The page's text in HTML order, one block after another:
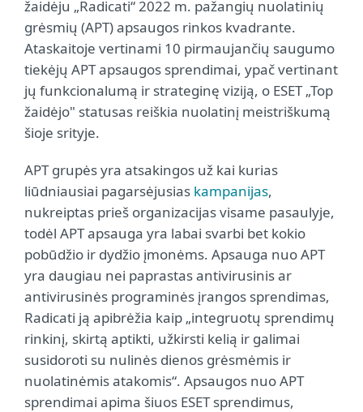
žaidėju „Radicati“ 2022 m. pažangių nuolatinių
grėsmių (APT) apsaugos rinkos kvadrante.
Ataskaitoje vertinami 10 pirmaujančių saugumo
tiekėjų APT apsaugos sprendimai, ypač vertinant
jų funkcionalumą ir strateginę viziją, o ESET „Top
žaidėjo" statusas reiškia nuolatinį meistriškumą
šioje srityje.
APT grupės yra atsakingos už kai kurias
liūdniausiai pagarsėjusias kampanijas,
nukreiptas prieš organizacijas visame pasaulyje,
todėl APT apsauga yra labai svarbi bet kokio
pobūdžio ir dydžio įmonėms. Apsauga nuo APT
yra daugiau nei paprastas antivirusinis ar
antivirusinės programinės įrangos sprendimas,
Radicati ją apibrėžia kaip „integruotų sprendimų
rinkinį, skirtą aptikti, užkirsti kelią ir galimai
susidoroti su nulinės dienos grėsmėmis ir
nuolatinėmis atakomis“. Apsaugos nuo APT
sprendimai apima šiuos ESET sprendimus,